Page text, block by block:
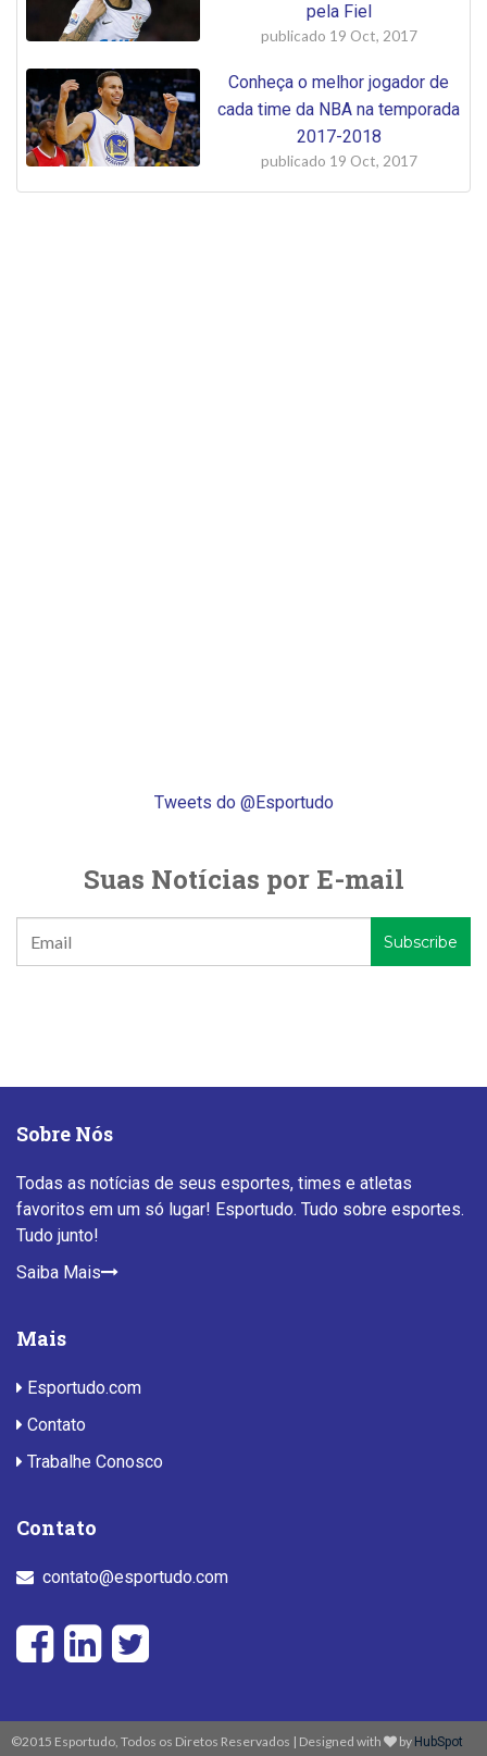
pela Fiel
publicado 19 Oct, 2017
Conheça o melhor jogador de
cada time da NBA na temporada
2017-2018
publicado 19 Oct, 2017
Tweets do @Esportudo
Suas Notícias por E-mail
Sobre Nós
Todas as notícias de seus esportes, times e atletas
favoritos em um só lugar! Esportudo. Tudo sobre esportes.
Tudo junto!
Saiba Mais
Mais
Esportudo.com
Contato
Trabalhe Conosco
Contato
contato@esportudo.com
©2015 Esportudo, Todos os Diretos Reservados | Designed with by HubSpot